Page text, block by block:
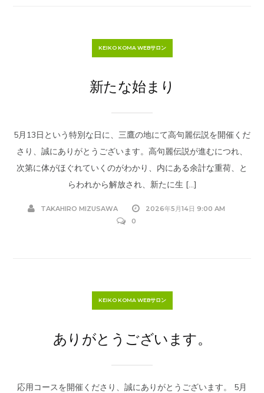
KEIKO KOMA WEBサロン
新たな始まり
5月13日という特別な日に、三鷹の地にて高句麗伝説を開催くだ
さり、誠にありがとうございます。高句麗伝説が進むにつれ、
次第に体がほぐれていくのがわかり、内にある余計な重荷、と
らわれから解放され、新たに生 […]
TAKAHIRO MIZUSAWA
2026年5月14日 9:00 AM
0
KEIKO KOMA WEBサロン
ありがとうございます。
応用コースを開催くださり、誠にありがとうございます。 5月